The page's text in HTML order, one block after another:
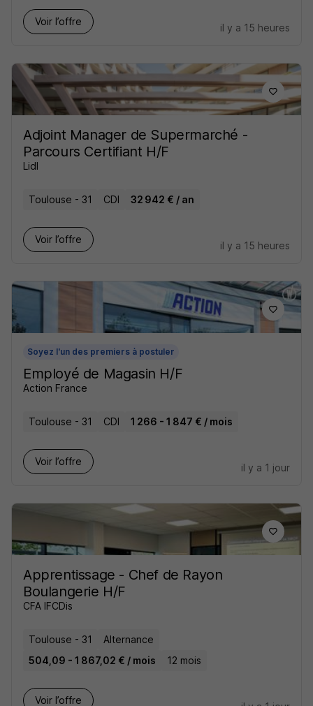
Voir l’offre
il y a 15 heures
Adjoint Manager de Supermarché -
Parcours Certifiant H/F
Lidl
Toulouse - 31 CDI 32 942 € / an
Voir l’offre
il y a 15 heures
Soyez l'un des premiers à postuler
Employé de Magasin H/F
Action France
Toulouse - 31 CDI 1 266 - 1 847 € / mois
Voir l’offre
il y a 1 jour
Apprentissage - Chef de Rayon
Boulangerie H/F
CFA IFCDis
Toulouse - 31
Alternance
504,09 - 1 867,02 € / mois
12 mois
Voir l’offre